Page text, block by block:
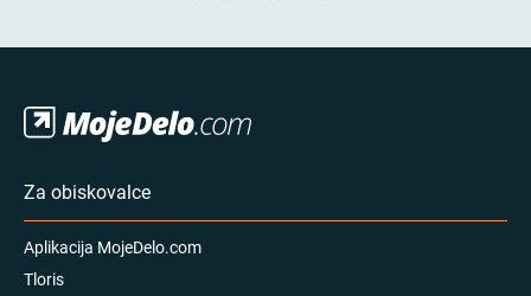
Za obiskovalce
Aplikacija MojeDelo.com
Tloris